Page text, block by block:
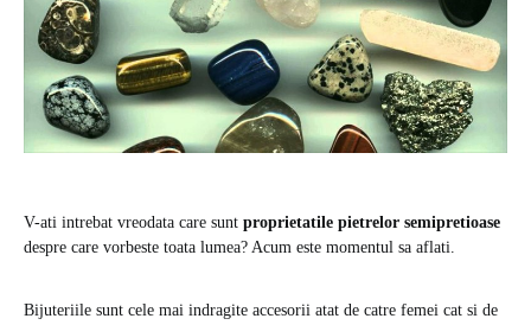
V-ati intrebat vreodata care sunt proprietatile pietrelor semipretioase
despre care vorbeste toata lumea? Acum este momentul sa aflati.
Bijuteriile sunt cele mai indragite accesorii atat de catre femei cat si de